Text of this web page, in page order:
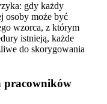
gdy każdy
osoby może być
wzorca, z którym
istnieją, każde
do skorygowania
pracowników